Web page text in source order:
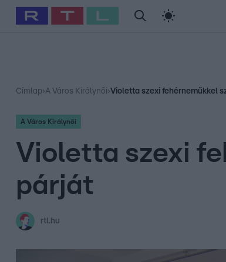
Babits Marcella Szellő István Most Wanted
Címlap›A Város Királynői›Violetta szexi fehérneműkkel
A Város Királynői
Violetta szexi
párját
rtl.hu